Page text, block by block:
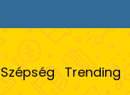
Szépség Trending